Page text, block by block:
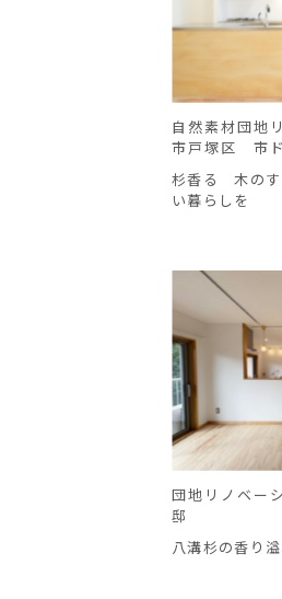
自然素材団地
市戸塚区 市
様邸
杉香る 木の
い暮らしを
団地リノベ
邸
八溝杉の香り